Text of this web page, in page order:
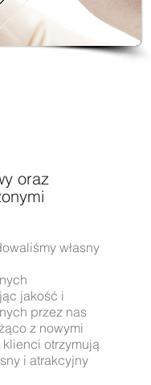
oraz
własny
jakość i
przez nas
z nowymi
otrzymują
i atrakcyjny